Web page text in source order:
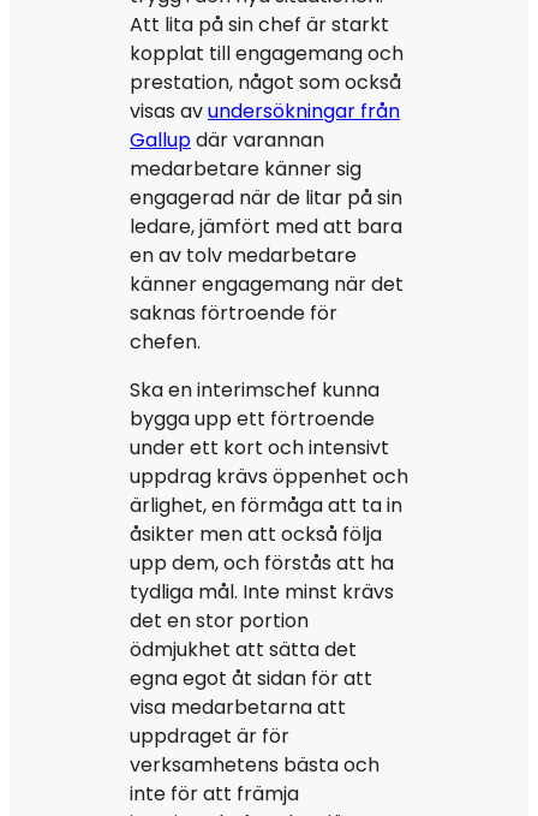
Att lita på sin chef är starkt
kopplat till engagemang och
prestation, något som också
visas avundersökningar från
Gallupdär varannan
medarbetare känner sig
engagerad när de litar på sin
ledare, jämfört med att bara
en av tolv medarbetare
känner engagemang när det
saknas förtroende för
chefen.
Ska en interimschef kunna
bygga upp ett förtroende
under ett kort och intensivt
uppdrag krävs öppenhet och
ärlighet, en förmåga att ta in
åsikter men att också följa
upp dem, och förstås att ha
tydliga mål. Inte minst krävs
det en stor portion
ödmjukhet att sätta det
egna egot åt sidan för att
visa medarbetarna att
uppdraget är för
verksamhetens bästa och
inte för att främja